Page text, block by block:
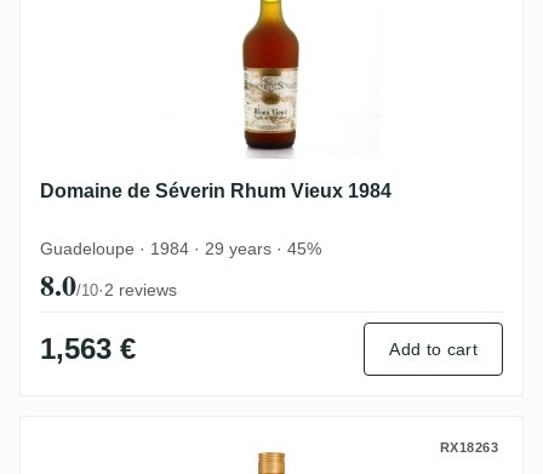
Domaine de Séverin Rhum Vieux 1984
Guadeloupe · 1984 · 29 years · 45%
8.0/10·2 reviews
1,563 € Add to cart
Domaine de Séverin Marsolle No. 3RX18263